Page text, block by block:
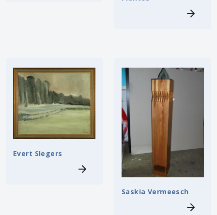
Evert Slegers
Saskia Vermeesch